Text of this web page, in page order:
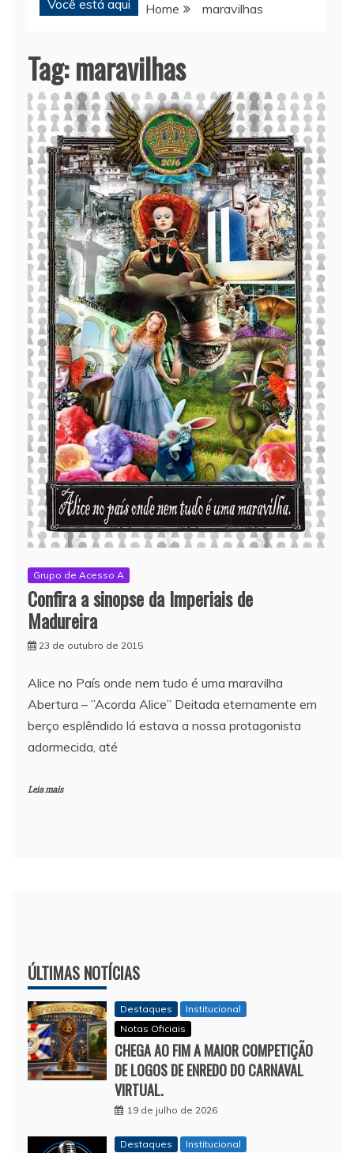
Você está aqui Home maravilhas
Tag:maravilhas
Grupo de Acesso A
Confira a sinopse da Imperiais de
Madureira
23 de outubro de 2015
Alice no País onde nem tudo é uma maravilha
Abertura – ”Acorda Alice” Deitada eternamente em
berço esplêndido lá estava a nossa protagonista
adormecida, até
Leia mais
ÚLTIMAS NOTÍCIAS
Destaques
Institucional
Notas Oficiais
CHEGA AO FIM A MAIOR COMPETIÇÃO
DE LOGOS DE ENREDO DO CARNAVAL
VIRTUAL.
19 de julho de 2026
Destaques
Institucional